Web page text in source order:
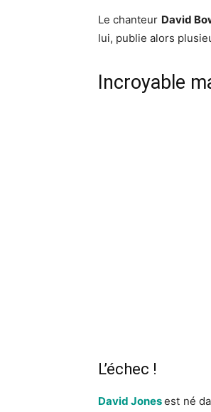
Le chanteur David
lui, publie alors
Incroyable
L’échec !
David Jonesest né